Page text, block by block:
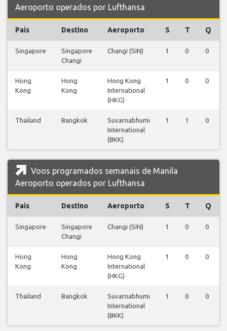
Aeroporto operados por Lufthansa
País Destino Aeroporto S T Q
Singapore
Singapore
Changi
Changi (SIN) 1 0 0
Hong
Kong
Hong
Kong
Hong Kong
International
(HKG)
1 0 0
Thailand Bangkok
Suvarnabhumi
International
(BKK)
1 1 0
Voos programados semanais de Manila
Aeroporto operados por Lufthansa
País Destino Aeroporto S T Q
Singapore
Singapore
Changi
Changi (SIN) 1 0 0
Hong
Kong
Hong
Kong
Hong Kong
International
(HKG)
1 0 0
Thailand Bangkok
Suvarnabhumi
International
(BKK)
1 0 0